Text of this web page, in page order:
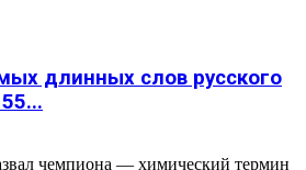
длинных слов русского
чемпиона — химический термин